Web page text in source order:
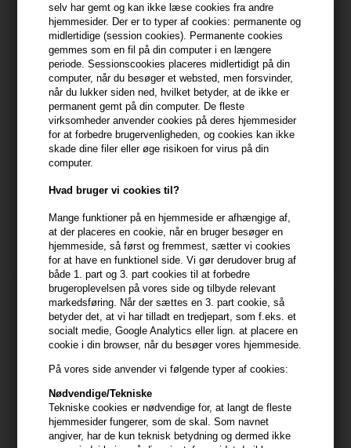
selv har gemt og kan ikke læse cookies fra andre
hjemmesider. Der er to typer af cookies: permanente og
midlertidige (session cookies). Permanente cookies
gemmes som en fil på din computer i en længere
periode. Sessionscookies placeres midlertidigt på din
computer, når du besøger et websted, men forsvinder,
når du lukker siden ned, hvilket betyder, at de ikke er
permanent gemt på din computer. De fleste
virksomheder anvender cookies på deres hjemmesider
for at forbedre brugervenligheden, og cookies kan ikke
skade dine filer eller øge risikoen for virus på din
computer.
Hvad bruger vi cookies til?
Mange funktioner på en hjemmeside er afhængige af,
at der placeres en cookie, når en bruger besøger en
hjemmeside, så først og fremmest, sætter vi cookies
for at have en funktionel side. Vi gør derudover brug af
både 1. part og 3. part cookies til at forbedre
brugeroplevelsen på vores side og tilbyde relevant
markedsføring. Når der sættes en 3. part cookie, så
betyder det, at vi har tilladt en tredjepart, som f.eks. et
socialt medie, Google Analytics eller lign. at placere en
cookie i din browser, når du besøger vores hjemmeside.
På vores side anvender vi følgende typer af cookies:
Nødvendige/Tekniske
Tekniske cookies er nødvendige for, at langt de fleste
hjemmesider fungerer, som de skal. Som navnet
angiver, har de kun teknisk betydning og dermed ikke
Kevin Murphy Smooth Again
Rinse 250ml
238,00 DKK
64,00 DKK